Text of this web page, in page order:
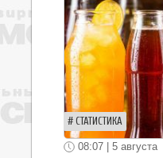
СТАТИСТИКА
08:07 | 5 августа